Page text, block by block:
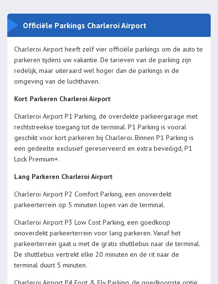
Officiële Parkings Charleroi Airport
Charleroi Airport heeft zelf vier officiële parkings om de auto te
parkeren tijdens uw vakantie. De tarieven van de parking zijn
redelijk, maar uiteraard wel hoger dan de parkings in de
omgeving van de luchthaven.
Kort Parkeren Charleroi Airport
Charleroi Airport P1 Parking, de overdekte parkeergarage met
rechtstreekse toegang tot de terminal. P1 Parking is vooral
geschikt voor kort parkeren bij Charleroi. Binnen P1 Parking is
een gedeelte exclusief gereserveerd en extra beveiligd, P1
Lock Premium+.
Lang Parkeren Charleroi Airport
Charleroi Airport P2 Comfort Parking, een onoverdekt
parkeerterrein op 5 minuten lopen van de terminal.
Charleroi Airport P3 Low Cost Parking, een goedkoop
onoverdekt parkeerterrein voor lang parkeren. Vanaf het
parkeerterrein gaat u met de gratis shuttlebus naar de terminal.
De shuttlebus vertrekt elke 20 minuten en de rit naar de
terminal duurt 5 minuten.